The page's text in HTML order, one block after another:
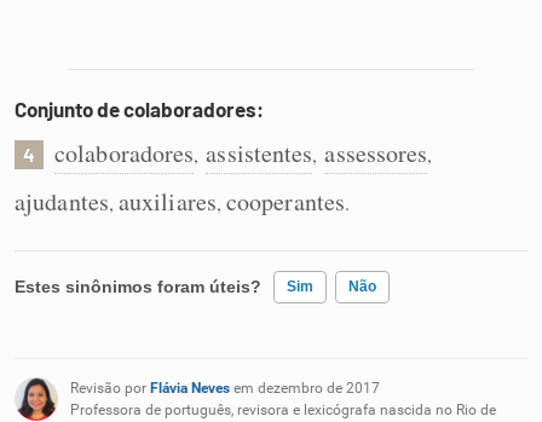
Conjunto de colaboradores:
4 colaboradores, assistentes, assessores,
ajudantes, auxiliares, cooperantes.
Estes sinônimos foram úteis? Sim Não
Nenhum dos sinônimos apresentados me ajudou
Revisão por Flávia Neves em dezembro de 2017
Professora de português, revisora e lexicógrafa nascida no Rio de